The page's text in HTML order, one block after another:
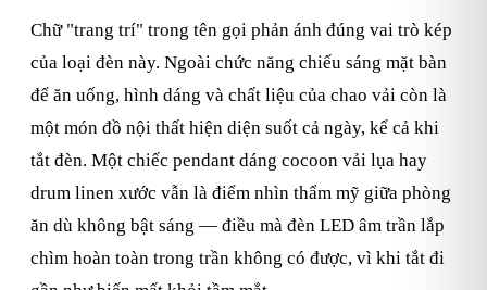
Chữ "trang trí" trong tên gọi phản ánh đúng vai trò kép
của loại đèn này. Ngoài chức năng chiếu sáng mặt bàn
để ăn uống, hình dáng và chất liệu của chao vải còn là
một món đồ nội thất hiện diện suốt cả ngày, kể cả khi
tắt đèn. Một chiếc pendant dáng cocoon vải lụa hay
drum linen xước vẫn là điểm nhìn thẩm mỹ giữa phòng
ăn dù không bật sáng — điều mà đèn LED âm trần lắp
chìm hoàn toàn trong trần không có được, vì khi tắt đi